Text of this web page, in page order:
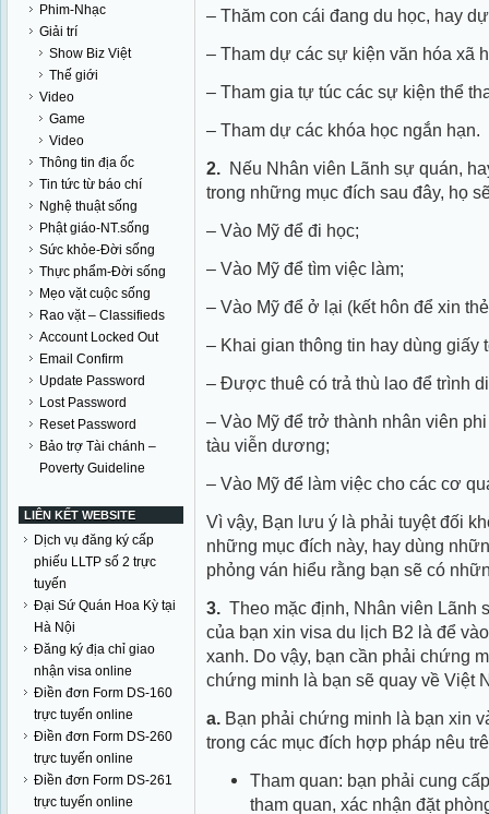
Phim-Nhạc
Giải trí
Show Biz Việt
Thế giới
Video
Game
Video
Thông tin địa ốc
Tin tức từ báo chí
Nghệ thuật sống
Phật giáo-NT.sống
Sức khỏe-Đời sống
Thực phẩm-Đời sống
Mẹo vặt cuộc sống
Rao vặt – Classifieds
Account Locked Out
Email Confirm
Update Password
Lost Password
Reset Password
Bảo trợ Tài chánh –
Poverty Guideline
LIÊN KẾT WEBSITE
Dịch vụ đăng ký cấp
phiếu LLTP số 2 trực
tuyến
Đại Sứ Quán Hoa Kỳ tại
Hà Nội
Đăng ký địa chỉ giao
nhận visa online
Điền đơn Form DS-160
trực tuyến online
Điền đơn Form DS-260
trực tuyến online
Điền đơn Form DS-261
trực tuyến online
– Thăm con cái đang du học, hay
– Tham dự các sự kiện văn hóa xã
– Tham gia tự túc các sự kiện thể
– Tham dự các khóa học ngắn hạn.
2. Nếu Nhân viên Lãnh sự quán,
trong những mục đích sau đây, họ
– Vào Mỹ để đi học;
– Vào Mỹ để tìm việc làm;
– Vào Mỹ để ở lại (kết hôn để xin
– Khai gian thông tin hay dùng giấy
– Được thuê có trả thù lao để trình
– Vào Mỹ để trở thành nhân viên
tàu viễn dương;
– Vào Mỹ để làm việc cho các cơ
Vì vậy, Bạn lưu ý là phải tuyệt đối
những mục đích này, hay dùng
phỏng ván hiểu rằng bạn sẽ có
3. Theo mặc định, Nhân viên Lãnh
của bạn xin visa du lịch B2 là để
xanh. Do vậy, bạn cần phải chứng
chứng minh là bạn sẽ quay về Việt
a. Bạn phải chứng minh là bạn xin
trong các mục đích hợp pháp nêu
Tham quan: bạn phải cung
tham quan, xác nhận đặt